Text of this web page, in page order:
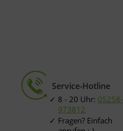
Service-Hotline
8 - 20 Uhr: 05258-
973812
Fragen? Einfach